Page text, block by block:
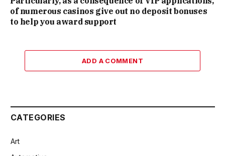
of numerous casinos give out no deposit bonuses
to help you award support
ADD A COMMENT
CATEGORIES
Art